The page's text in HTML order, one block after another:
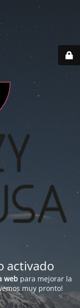
activado
web para mejorar la
muy pronto!